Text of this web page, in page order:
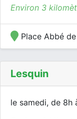
Environ 3
Place Abbé
Lesquin
le samedi, de 8h